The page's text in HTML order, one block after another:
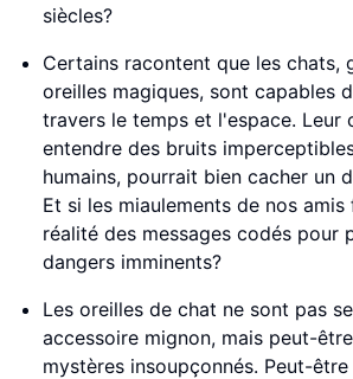
siècles?
Certains racontent que les chats,
oreilles magiques, sont capables
travers le temps et l'espace. Leur
entendre des bruits
humains, pourrait bien cacher un
Et si les miaulements de nos
réalité des messages codés pour
dangers imminents?
Les oreilles de chat ne sont pas
accessoire mignon, mais peut-
mystères insoupçonnés. Peut-